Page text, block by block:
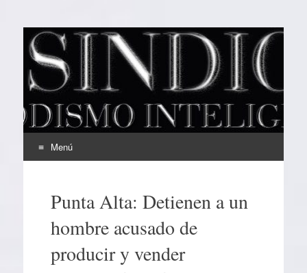
EL SINDICAL
Periodismo Inteligente
Menú
contenidoPunta Alta: Detienen a un
hombre acusado de
producir y vender